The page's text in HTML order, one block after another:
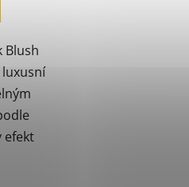
Blush
efekt